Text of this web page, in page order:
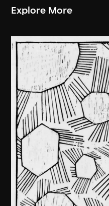
Explore More